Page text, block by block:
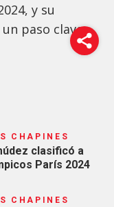
y su
paso clave
CHAPINES
clasificó a
París 2024
CHAPINES